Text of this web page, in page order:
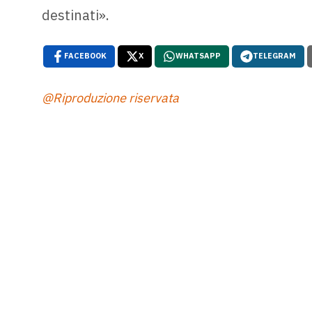
destinati».
FACEBOOK X WHATSAPP TELEGRAM
@Riproduzione riservata